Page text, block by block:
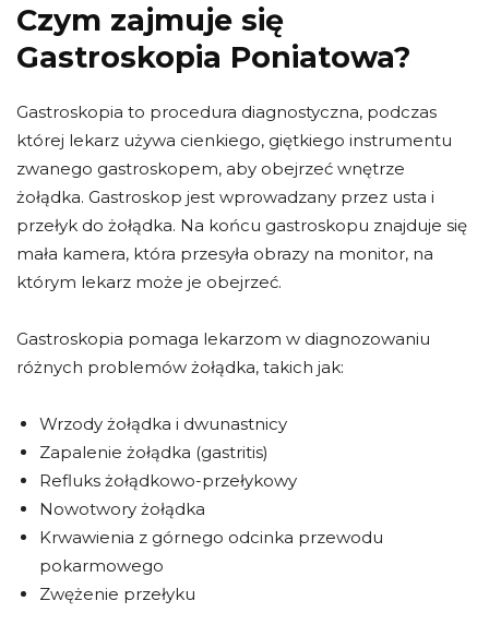
Czym zajmuje się
Gastroskopia Poniatowa?
Gastroskopia to procedura diagnostyczna, podczas
której lekarz używa cienkiego, giętkiego instrumentu
zwanego gastroskopem, aby obejrzeć wnętrze
żołądka. Gastroskop jest wprowadzany przez usta i
przełyk do żołądka. Na końcu gastroskopu znajduje się
mała kamera, która przesyła obrazy na monitor, na
którym lekarz może je obejrzeć.
Gastroskopia pomaga lekarzom w diagnozowaniu
różnych problemów żołądka, takich jak:
Wrzody żołądka i dwunastnicy
Zapalenie żołądka (gastritis)
Refluks żołądkowo-przełykowy
Nowotwory żołądka
Krwawienia z górnego odcinka przewodu
pokarmowego
Zwężenie przełyku